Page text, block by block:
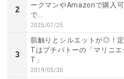
2
ークマンやAmazonで購入
で...
2025/07/25
3
肌触りとシルエットが◎！
Tはプチバトーの「マリニ
T」
2019/05/30